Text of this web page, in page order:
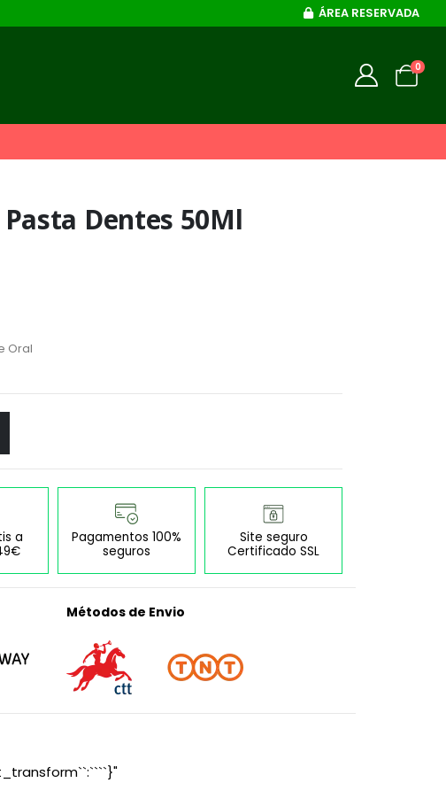
ÁREA RESERVADA
0
Dentes 50Ml
Oral
a
Pagamentos 100%
seguros
Site seguro
Certificado SSL
Métodos de Envio